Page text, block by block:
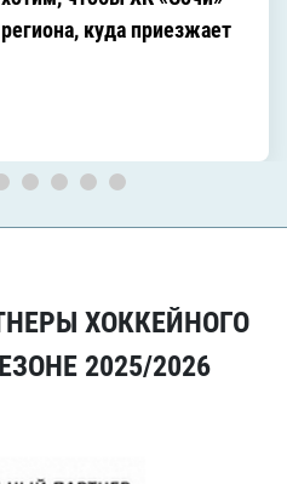
куда приезжает
ХОККЕЙНОГО
2025/2026